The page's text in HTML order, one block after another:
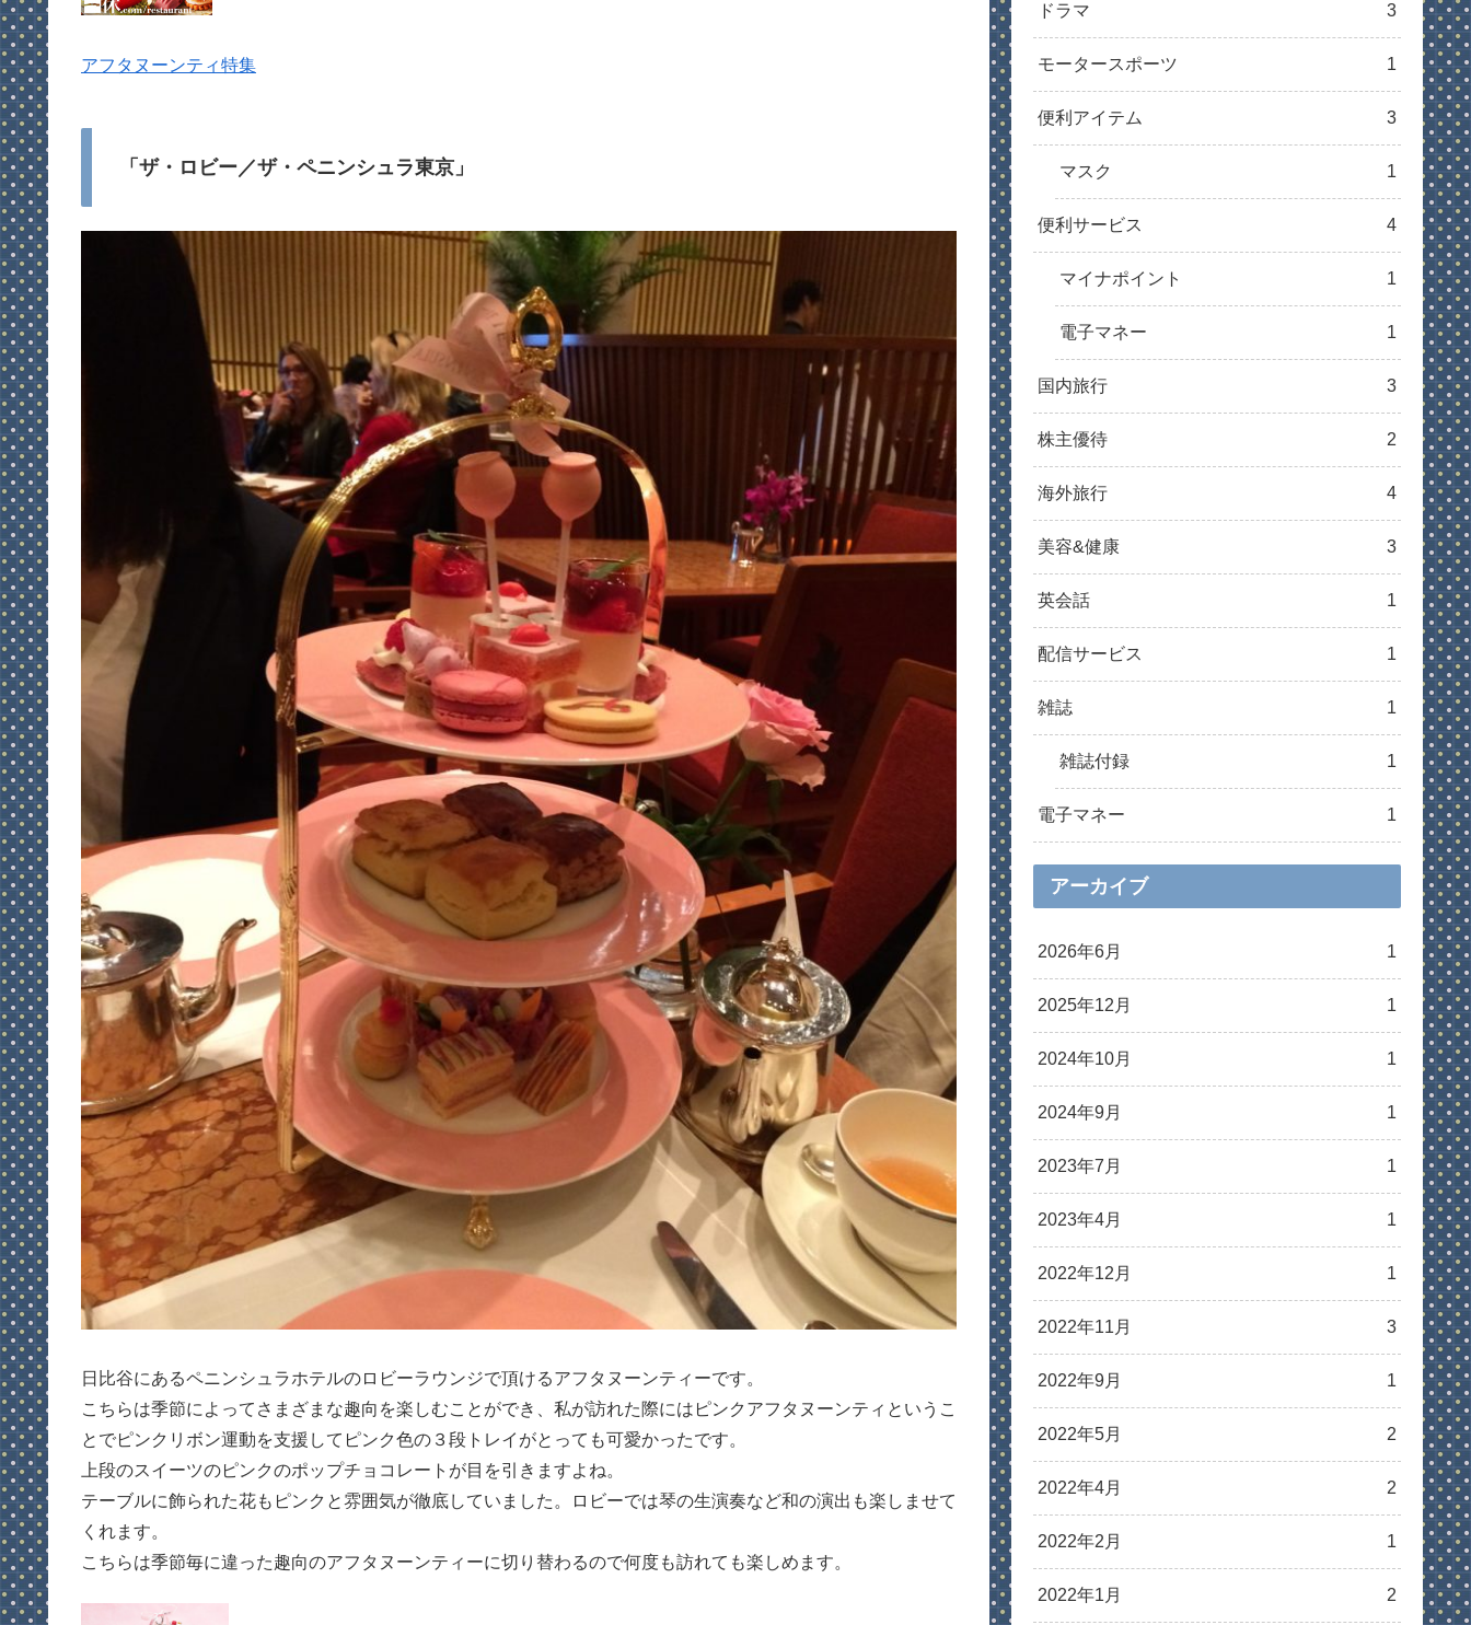
アフタヌーンティ特集
「ザ・ロビー／ザ・ペニンシュラ東京」
日比谷にあるペニンシュラホテルのロビーラウンジで頂けるアフタヌーンティーです。
こちらは季節によってさまざまな趣向を楽しむことができ、私が訪れた際にはピンクアフタヌーンティというこ
とでピンクリボン運動を支援してピンク色の３段トレイがとっても可愛かったです。
上段のスイーツのピンクのポップチョコレートが目を引きますよね。
テーブルに飾られた花もピンクと雰囲気が徹底していました。ロビーでは琴の生演奏など和の演出も楽しませて
くれます。
こちらは季節毎に違った趣向のアフタヌーンティーに切り替わるので何度も訪れても楽しめます。
ドラマ 3
モータースポーツ 1
便利アイテム 3
マスク 1
便利サービス 4
マイナポイント 1
電子マネー 1
国内旅行 3
株主優待 2
海外旅行 4
美容&健康 3
英会話 1
配信サービス 1
雑誌 1
雑誌付録 1
電子マネー 1
アーカイブ
2026年6月 1
2025年12月 1
2024年10月 1
2024年9月 1
2023年7月 1
2023年4月 1
2022年12月 1
2022年11月 3
2022年9月 1
2022年5月 2
2022年4月 2
2022年2月 1
2022年1月 2